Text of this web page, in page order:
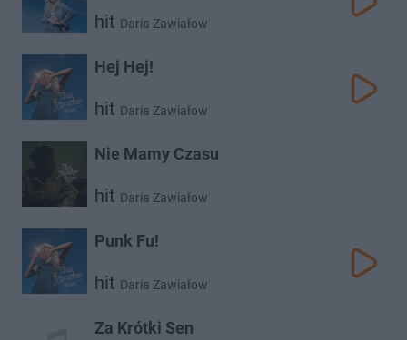
hit Daria Zawiałow
Hej Hej!
hit Daria Zawiałow
Nie Mamy Czasu
hit Daria Zawiałow
Punk Fu!
hit Daria Zawiałow
Za Krótki Sen